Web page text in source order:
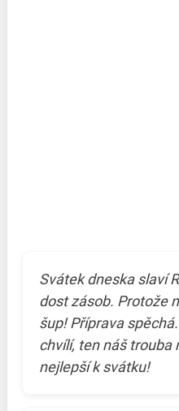
Svátek dneska slaví
dost zásob. Protože
šup! Příprava
chvílí, ten náš trouba
nejlepší k svátku!